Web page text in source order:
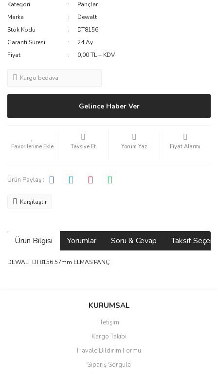
Kategori
Pançlar
Marka
Dewalt
Stok Kodu
DT8156
Garanti Süresi
24 Ay
Fiyat
0,00 TL + KDV
Kargo bedava
Gelince Haber Ver
Tavsiye Et Yorum Yaz Fiyat Alarmı
Ürün Paylaş :
Karşılaştır
Ürün Bilgisi Yorumlar Soru & Cevap Taksit
DEWALT DT8156 57mm ELMAS PANÇ
Bu ürüne ilk yorumu siz yapın!
Ürün hakkında henüz soru sorulmamış.
Ürün resmi kalitesiz, bozuk veya görüntülenemiyor.
Ürün açıklamasında eksik bilgiler bulunuyor.
Ürün bilgilerinde hatalar bulunuyor.
KURUMSAL
İletişim
Kargo Takibi
Havale Bildirim Formu
Sipariş Sorgula